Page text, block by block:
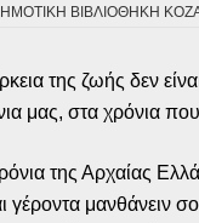
ΒΙΒΛΙΟΘΗΚΗ
της ζωής δεν
μας, στα χρόνια που
της Αρχαίας
γέροντα μανθάνειν